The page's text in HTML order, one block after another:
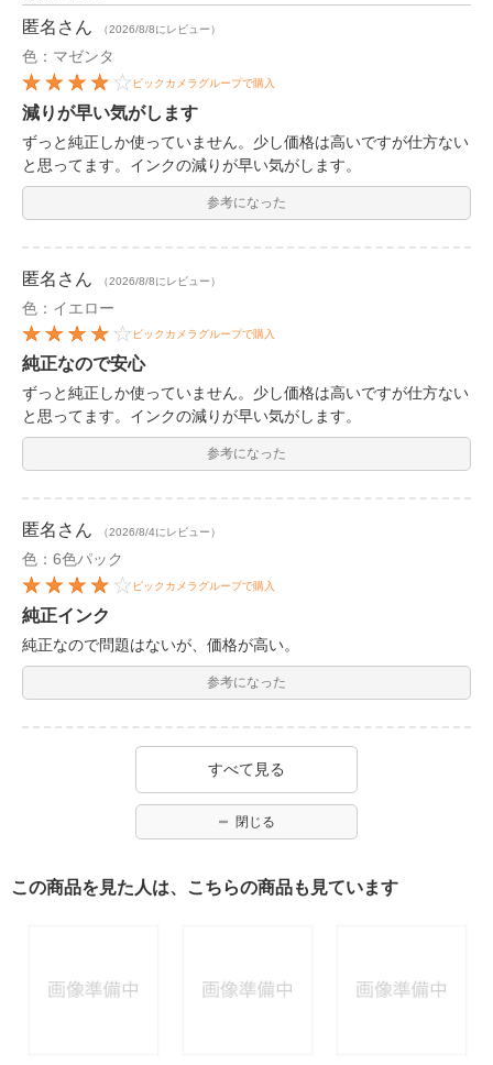
匿名 さん （2026/8/8にレビュー）
色：マゼンタ
ビックカメラグループで購入
減りが早い気がします
ずっと純正しか使っていません。少し価格は高いですが仕方ない
と思ってます。インクの減りが早い気がします。
参考になった
匿名 さん （2026/8/8にレビュー）
色：イエロー
ビックカメラグループで購入
純正なので安心
ずっと純正しか使っていません。少し価格は高いですが仕方ない
と思ってます。インクの減りが早い気がします。
参考になった
匿名 さん （2026/8/4にレビュー）
色：6色パック
ビックカメラグループで購入
純正インク
純正なので問題はないが、価格が高い。
参考になった
すべて見る
閉じる
この商品を見た人は、こちらの商品も見ています